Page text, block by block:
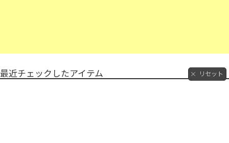
最近チェックしたアイテム リセット